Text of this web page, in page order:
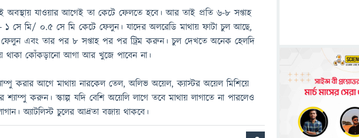
যাওয়ার আগেই তা কেটে ফেলতে হবে। আর তাই প্রতি ৬-৮ সপ্তাহ
সে মি/ ০.৫ সে মি কেটে ফেলুন। যাদের অলরেডি মাথায় ফাটা চুল আছে,
এবং তার পর ৮ সপ্তাহ পর পর ট্রিম করুন। চুল দেখতে অনেক হেলদি
থাকা কোঁকড়ানো আগা আর খুজে পাবেন না।
করার আগে মাথায় নারকেল তেল, অলিভ অয়েল, ক্যাস্টর অয়েল মিশিয়ে
শ্যাম্পু করুন। স্কাল্প যদি বেশি অয়েলি লাগে তবে মাথায় লাগাতে না পারলেও
অ্যাটলিস্ট চুলের আদ্রতা বজায় থাকবে।